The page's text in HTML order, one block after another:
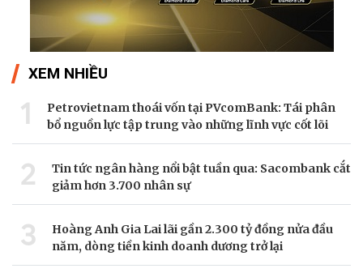
XEM NHIỀU
1
Petrovietnam thoái vốn tại PVcomBank: Tái phân
bổ nguồn lực tập trung vào những lĩnh vực cốt lõi
2
Tin tức ngân hàng nổi bật tuần qua: Sacombank cắt
giảm hơn 3.700 nhân sự
3
Hoàng Anh Gia Lai lãi gần 2.300 tỷ đồng nửa đầu
năm, dòng tiền kinh doanh dương trở lại